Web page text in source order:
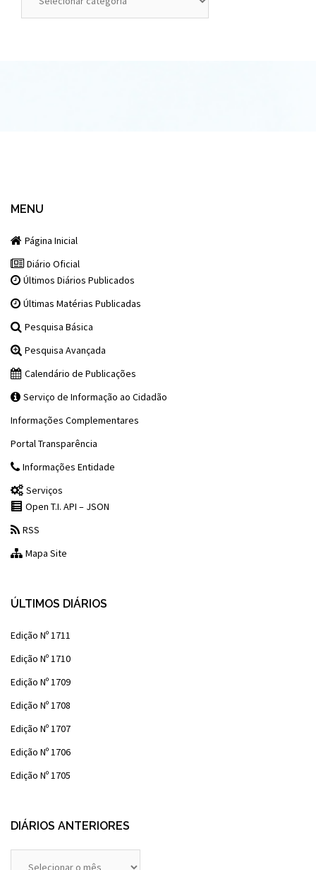
MENU
Página Inicial
Diário Oficial
Últimos Diários Publicados
Últimas Matérias Publicadas
Pesquisa Básica
Pesquisa Avançada
Calendário de Publicações
Serviço de Informação ao Cidadão
Informações Complementares
Portal Transparência
Informações Entidade
Serviços
Open T.I. API – JSON
RSS
Mapa Site
ÚLTIMOS DIÁRIOS
Edição Nº 1711
Edição Nº 1710
Edição Nº 1709
Edição Nº 1708
Edição Nº 1707
Edição Nº 1706
Edição Nº 1705
DIÁRIOS ANTERIORES